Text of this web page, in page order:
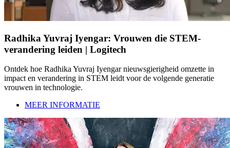
Radhika Yuvraj Iyengar: Vrouwen die STEM-
verandering leiden | Logitech
Ontdek hoe Radhika Yuvraj Iyengar nieuwsgierigheid omzette in
impact en verandering in STEM leidt voor de volgende generatie
vrouwen in technologie.
MEER INFORMATIE